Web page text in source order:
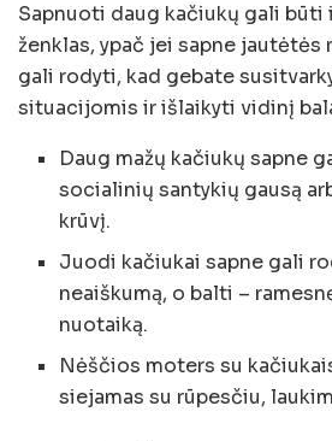
Sapnuoti daug kačiukų gali būti
ženklas, ypač jei sapne jautėtės
gali rodyti, kad gebate
situacijomis ir išlaikyti vidinį
Daug mažų kačiukų sapne
socialinių santykių gausą
krūvį.
Juodi kačiukai sapne gali
neaiškumą, o balti –
nuotaiką.
Nėščios moters su
siejamas su rūpesčiu,